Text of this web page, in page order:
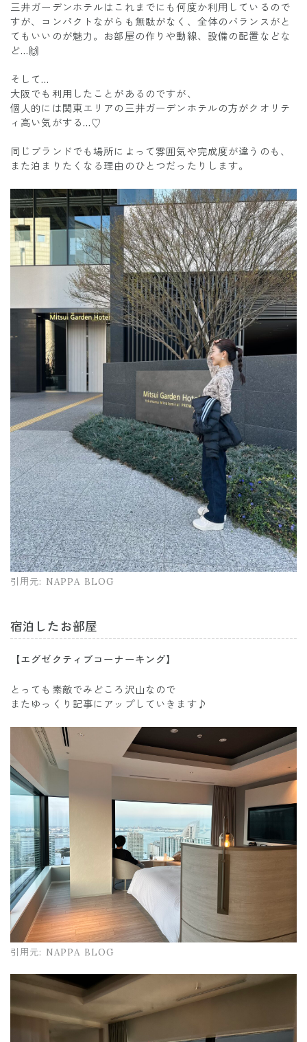
三井ガーデンホテルはこれまでにも何度か利用しているので
すが、コンパクトながらも無駄がなく、全体のバランスがと
てもいいのが魅力。お部屋の作りや動線、設備の配置などな
ど…🙌
そして…
大阪でも利用したことがあるのですが、
個人的には関東エリアの三井ガーデンホテルの方がクオリテ
ィ高い気がする…♡
同じブランドでも場所によって雰囲気や完成度が違うのも、
また泊まりたくなる理由のひとつだったりします。
引用元: NAPPA BLOG
宿泊したお部屋
【エグゼクティブコーナーキング】
とっても素敵でみどころ沢山なので
またゆっくり記事にアップしていきます♪
引用元: NAPPA BLOG